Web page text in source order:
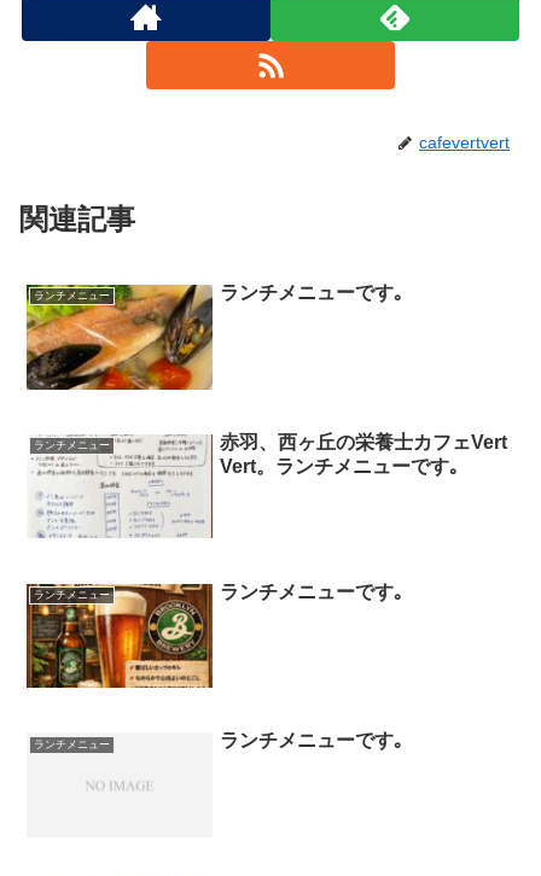
cafevertvert
関連記事
ランチメニュー ランチメニューです｡
ランチメニュー
赤羽、西ヶ丘の栄養士カフェVert
Vert。ランチメニューです｡
ランチメニュー ランチメニューです｡
ランチメニュー ランチメニューです｡